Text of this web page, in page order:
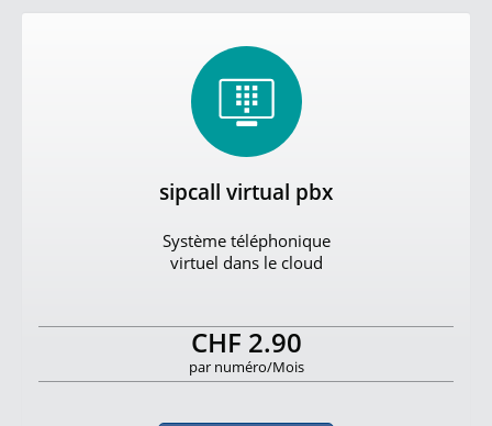
sipcall virtual pbx
Système téléphonique
virtuel dans le cloud
CHF 2.90
par numéro/Mois